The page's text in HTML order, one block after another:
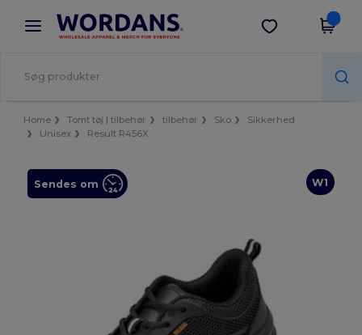
× Wordans-app
Bedre priser i appen!
Hent app
Home Tomt tøj | tilbehør tilbehør Sko
Sikkerhed
Unisex
Result R456X
W1
Sendes om